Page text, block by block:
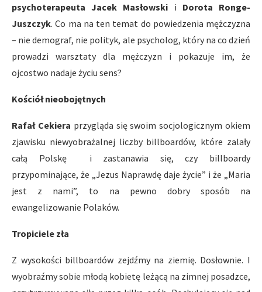
psychoterapeuta Jacek Masłowski i Dorota Ronge-
Juszczyk. Co ma na ten temat do powiedzenia mężczyzna
– nie demograf, nie polityk, ale psycholog, który na co dzień
prowadzi warsztaty dla mężczyzn i pokazuje im, że
ojcostwo nadaje życiu sens?
Kościół nieobojętnych
Rafał Cekiera przygląda się swoim socjologicznym okiem
zjawisku niewyobrażalnej liczby billboardów, które zalały
całą Polskę i zastanawia się, czy billboardy
przypominające, że „Jezus Naprawdę daje życie” i że „Maria
jest z nami”, to na pewno dobry sposób na
ewangelizowanie Polaków.
Tropiciele zła
Z wysokości billboardów zejdźmy na ziemię. Dosłownie. I
wyobraźmy sobie młodą kobietę leżącą na zimnej posadzce,